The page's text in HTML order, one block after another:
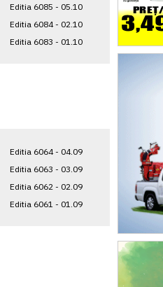
Editia 6085 - 05.10
Editia 6084 - 02.10
Editia 6083 - 01.10
Editia 6064 - 04.09
Editia 6063 - 03.09
Editia 6062 - 02.09
Editia 6061 - 01.09